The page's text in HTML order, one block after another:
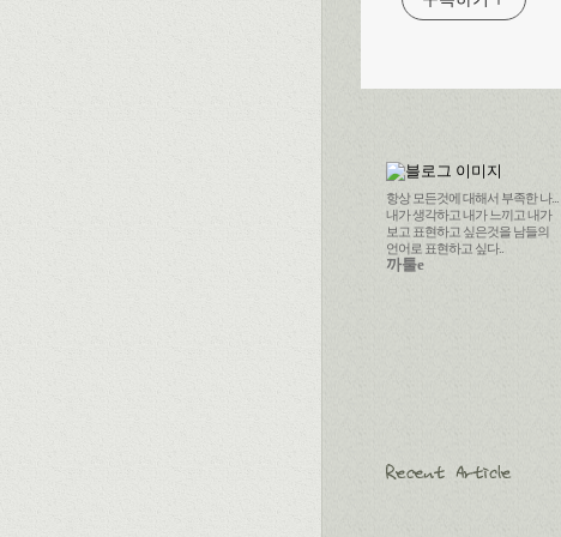
항상 모든것에 대해서 부족한 나...
내가 생각하고 내가 느끼고 내가
보고 표현하고 싶은것을 남들의
언어로 표현하고 싶다..
까툴e